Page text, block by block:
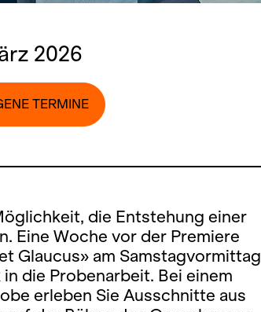
2026
TERMINE
die Entstehung einer
Eine Woche vor der Premiere
Glaucus» am Samstagvormittag
die Probenarbeit. Bei einem
erleben Sie Ausschnitte aus